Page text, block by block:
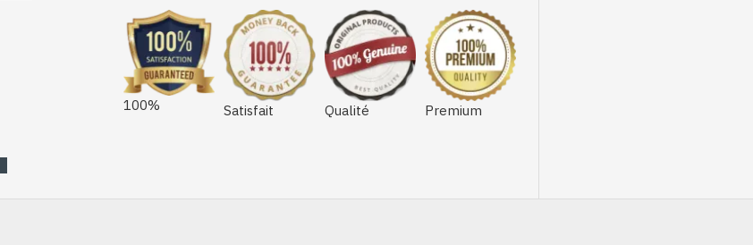
100% Satisfait Qualité Premium